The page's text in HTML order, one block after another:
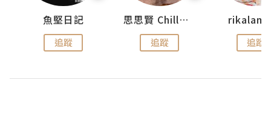
魚堅日記
追蹤
思思賢 ChillMyBabe
追蹤 追蹤